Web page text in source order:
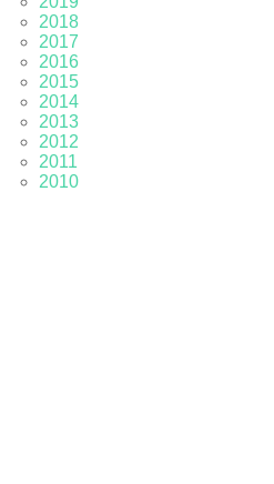
2018
2017
2016
2015
2014
2013
2012
2011
2010